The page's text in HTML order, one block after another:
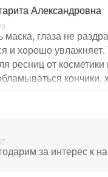
Александровна
глаза не
и хорошо увлажняет.
ресниц от косметики
кончики,
При
немного на
за интерес к